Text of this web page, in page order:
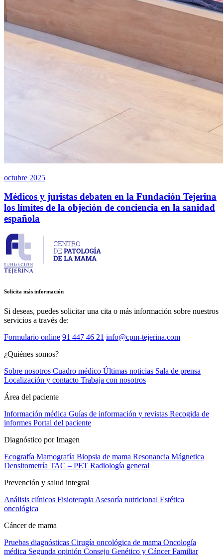
octubre 2025
Médicos y juristas debaten en la Fundación Tejerina
los límites de la objeción de conciencia en la sanidad
española
Solicita más información
Si deseas, puedes solicitar una cita o más información sobre nuestros
servicios a través de:
Formulario online 91 447 46 21 info@cpm-tejerina.com
¿Quiénes somos?
Sobre nosotros Cuadro médico Últimas noticias Sala de prensa
Localización y contacto Trabaja con nosotros
Área del paciente
Información médica Guías de información y revistas Recogida de
informes Portal del paciente
Diagnóstico por Imagen
Ecografía Mamografía Biopsia de mama Resonancia Mágnetica
Densitometría TAC – PET Radiología general
Prevención y salud integral
Análisis clínicos Fisioterapia Asesoría nutricional Estética
oncológica
Cáncer de mama
Pruebas diagnósticas Cirugía oncológica de mama Oncología
médica Segunda opinión Consejo Genético y Cáncer Familiar